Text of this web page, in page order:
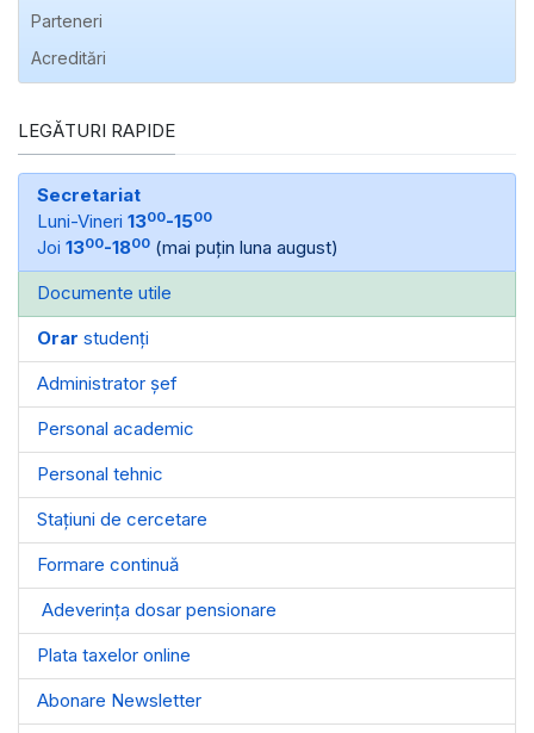
Parteneri
Acreditări
LEGĂTURI RAPIDE
Secretariat
Luni-Vineri 1300-1500
Joi 1300-1800 (mai puțin luna august)
Documente utile
Orar studenți
Administrator șef
Personal academic
Personal tehnic
Stațiuni de cercetare
Formare continuă
Adeverința dosar pensionare
Plata taxelor online
Abonare Newsletter